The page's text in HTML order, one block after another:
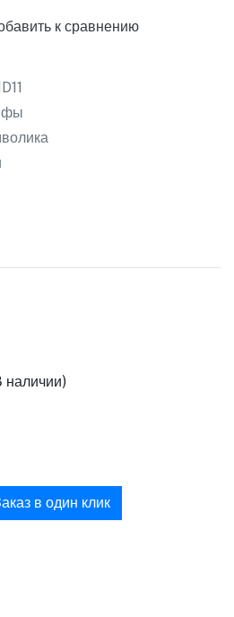
к сравнению
наличии)
в один клик